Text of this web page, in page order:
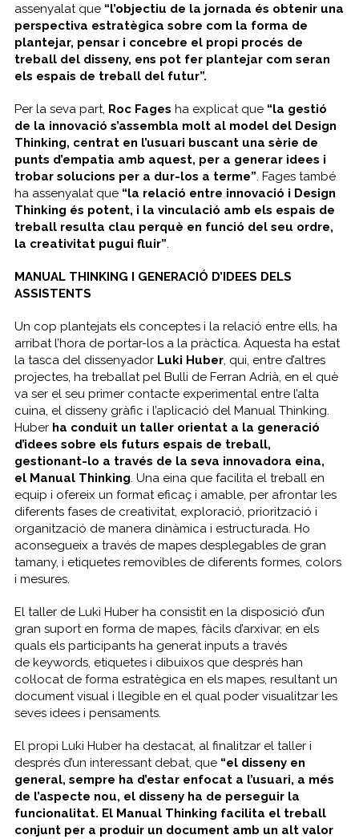
assenyalat que “l’objectiu de la jornada és obtenir una
perspectiva estratègica sobre com la forma de
plantejar, pensar i concebre el propi procés de
treball del disseny, ens pot fer plantejar com seran
els espais de treball del futur”.
Per la seva part, Roc Fages ha explicat que “la gestió
de la innovació s’assembla molt al model del Design
Thinking, centrat en l’usuari buscant una sèrie de
punts d’empatia amb aquest, per a generar idees i
trobar solucions per a dur-los a terme”. Fages també
ha assenyalat que “la relació entre innovació i Design
Thinking és potent, i la vinculació amb els espais de
treball resulta clau perquè en funció del seu ordre,
la creativitat pugui fluir”.
MANUAL THINKING I GENERACIÓ D’IDEES DELS
ASSISTENTS
Un cop plantejats els conceptes i la relació entre ells, ha
arribat l’hora de portar-los a la pràctica. Aquesta ha estat
la tasca del dissenyador Luki Huber, qui, entre d’altres
projectes, ha treballat pel Bulli de Ferran Adrià, en el què
va ser el seu primer contacte experimental entre l’alta
cuina, el disseny gràfic i l’aplicació del Manual Thinking.
Huberha conduit un taller orientat a la generació
d’idees sobre els futurs espais de treball,
gestionant-lo a través de la seva innovadora eina,
el Manual Thinking. Una eina que facilita el treball en
equip i ofereix un format eficaç i amable, per afrontar les
diferents fases de creativitat, exploració, priorització i
organització de manera dinàmica i estructurada. Ho
aconsegueix a través de mapes desplegables de gran
tamany, i etiquetes removibles de diferents formes, colors
i mesures.
El taller de Luki Huber ha consistit en la disposició d’un
gran suport en forma de mapes, fàcils d’arxivar, en els
quals els participants ha generatinputsa través
de keywords, etiquetes i dibuixos que després han
col·locat de forma estratègica en els mapes, resultant un
document visual i llegible en el qual poder visualitzar les
seves idees i pensaments.
El propi Luki Huber ha destacat, al finalitzar el taller i
després d’un interessant debat, que “el disseny en
general, sempre ha d’estar enfocat a l’usuari, a més
de l’aspecte nou, el disseny ha de perseguir la
funcionalitat. El Manual Thinking facilita el treball
conjunt per a produir un document amb un alt valor